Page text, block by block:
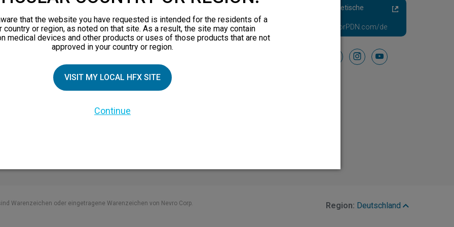
Familienmitglieder
über chronische
Schmerzhafte Diabetische
Besuchen Sie HFXforPDN.com/de
facebookinstagramyoutube
Warenzeichen oder eingetragene Warenzeichen von Nevro Corp.
Region: Deutschland
that the website you have requested is intended for the residents of a
country or region, as noted on that site. As a result, the site may contain
medical devices and other products or uses of those products that are not
approved in your country or region.
VISIT MY LOCAL HFX SITE
Continue